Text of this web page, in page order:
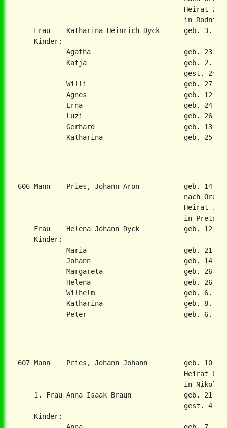
Heirat 29.
in
Frau    Katharina Heinrich Dyck      geb. 3.
    Kinder:
Agatha                       geb. 23.
Katja                        geb. 2.
gest. 24.
Willi                        geb. 27.
Agnes                        geb. 12.
Erna                         geb. 24.
Luzi                         geb. 26.
Gerhard                      geb. 13.
Katharina                    geb. 25.
606 Mann    Pries, Johann Aron           geb. 14.
nach
Heirat 7.
in
Frau    Helena Johann Dyck           geb. 12.
    Kinder:
Maria                        geb. 21.
Johann                       geb. 14.
Margareta                    geb. 26.
Helena                       geb. 26.
Wilhelm                      geb. 6.
Katharina                    geb. 8.
Peter                        geb. 6.
607 Mann    Pries, Johann Johann         geb. 10.
Heirat 8.
in
1. Frau Anna Isaak Braun             geb. 21.
gest. 4.
    Kinder: